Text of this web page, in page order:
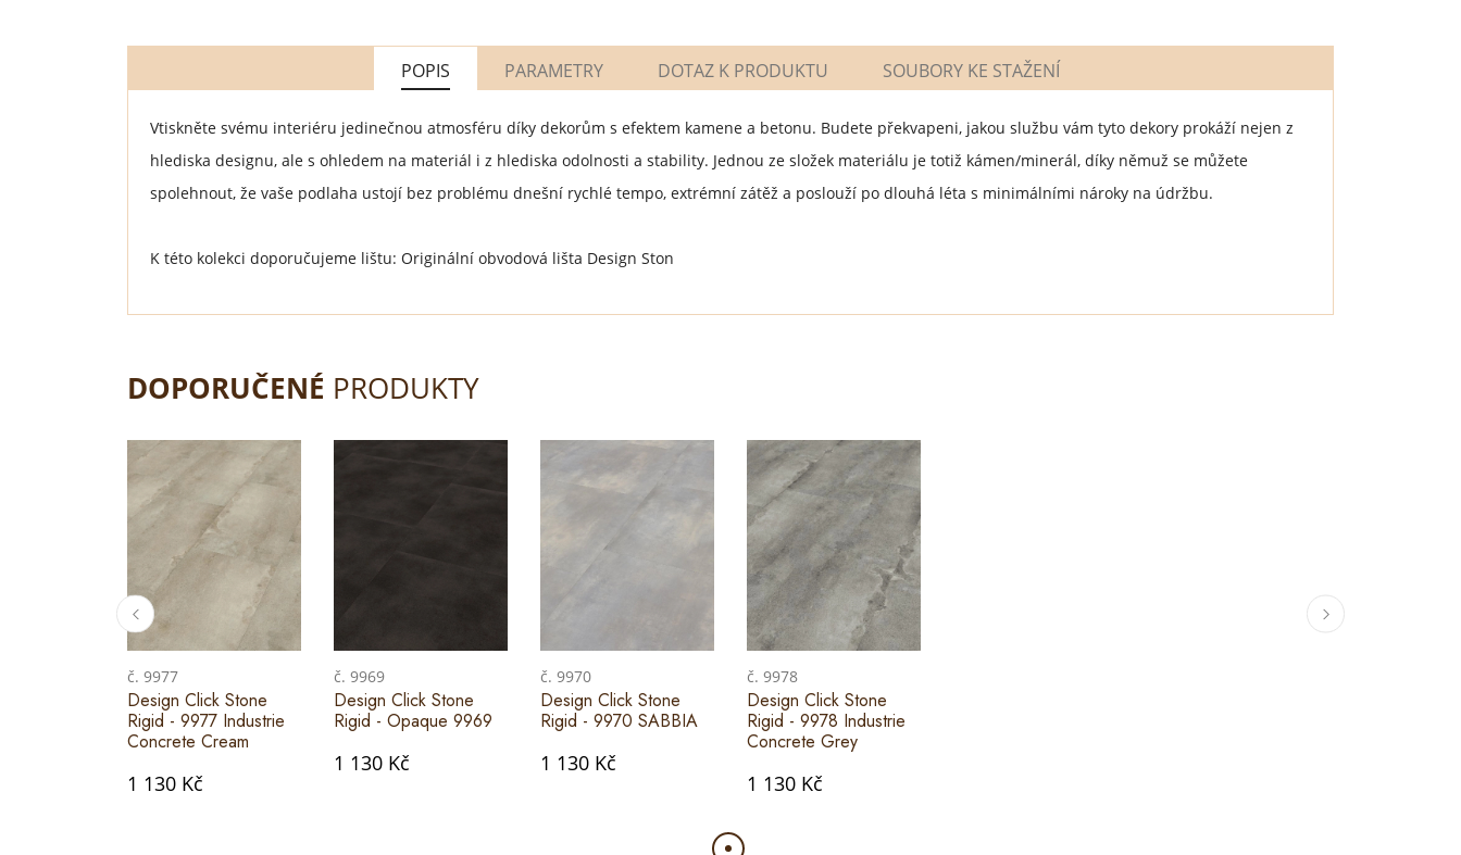
POPIS PARAMETRY DOTAZ K PRODUKTU SOUBORY KE STAŽENÍ
Vtiskněte svému interiéru jedinečnou atmosféru díky dekorům s efektem kamene a betonu. Budete překvapeni, jakou službu vám tyto dekory prokáží nejen z
hlediska designu, ale s ohledem na materiál i z hlediska odolnosti a stability. Jednou ze složek materiálu je totiž kámen/minerál, díky němuž se můžete
spolehnout, že vaše podlaha ustojí bez problému dnešní rychlé tempo, extrémní zátěž a poslouží po dlouhá léta s minimálními nároky na údržbu.
K této kolekci doporučujeme lištu: Originální obvodová lišta Design Ston
DOPORUČENÉ PRODUKTY
č. 9977
Design Click Stone
Rigid - 9977 Industrie
Concrete Cream
1 130 Kč
č. 9969
Design Click Stone
Rigid - Opaque 9969
1 130 Kč
č. 9970
Design Click Stone
Rigid - 9970 SABBIA
1 130 Kč
č. 9978
Design Click Stone
Rigid - 9978 Industrie
Concrete Grey
1 130 Kč